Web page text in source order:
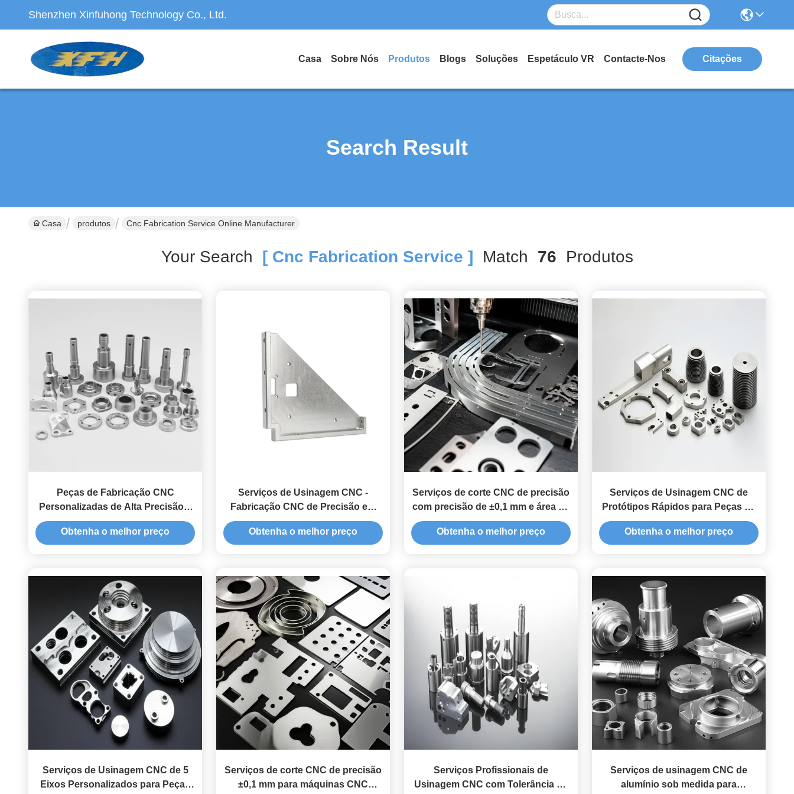
Shenzhen Xinfuhong Technology Co., Ltd.
Casa Sobre Nós Produtos Blogs Soluções Espetáculo VR Contacte-Nos Citações
Search Result
Casa produtos Cnc Fabrication Service Online Manufacturer
Your Search [ Cnc Fabrication Service ] Match 76 Produtos
Peças de Fabricação CNC
Personalizadas de Alta Precisão e
Duráveis para Automotiva e
Eletrônicos
Obtenha o melhor preço
Serviços de Usinagem CNC -
Fabricação CNC de Precisão em
Alumínio 6061, 6065, 6069, 7075 |
Capacidade de Produção 24/7
Obtenha o melhor preço
Serviços de corte CNC de precisão
com precisão de ±0,1 mm e área de
corte de 3000 x 1500 mm para
usinagem CNC personalizada
Obtenha o melhor preço
Serviços de Usinagem CNC de
Protótipos Rápidos para Peças de
Componentes Complexos com
Fabricação CNC de Precisão Multi-
Obtenha o melhor preço
Serviços de Usinagem CNC de 5
Eixos Personalizados para Peças
Serviços de corte CNC de precisão
±0,1 mm para máquinas CNC
Serviços Profissionais de
Usinagem CNC com Tolerância de
Serviços de usinagem CNC de
alumínio sob medida para